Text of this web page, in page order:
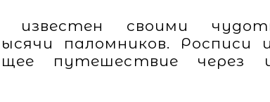
своими
паломников. Росписи
путешествие через